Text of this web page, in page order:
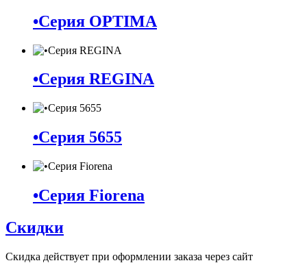
•Серия OPTIMA
•Серия REGINA
•Серия 5655
•Серия Fiorena
Скидки
Скидка действует при оформлении заказа через сайт